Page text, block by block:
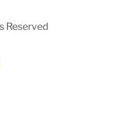
Reserved